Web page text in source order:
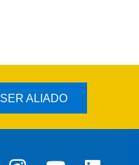
SER ALIADO